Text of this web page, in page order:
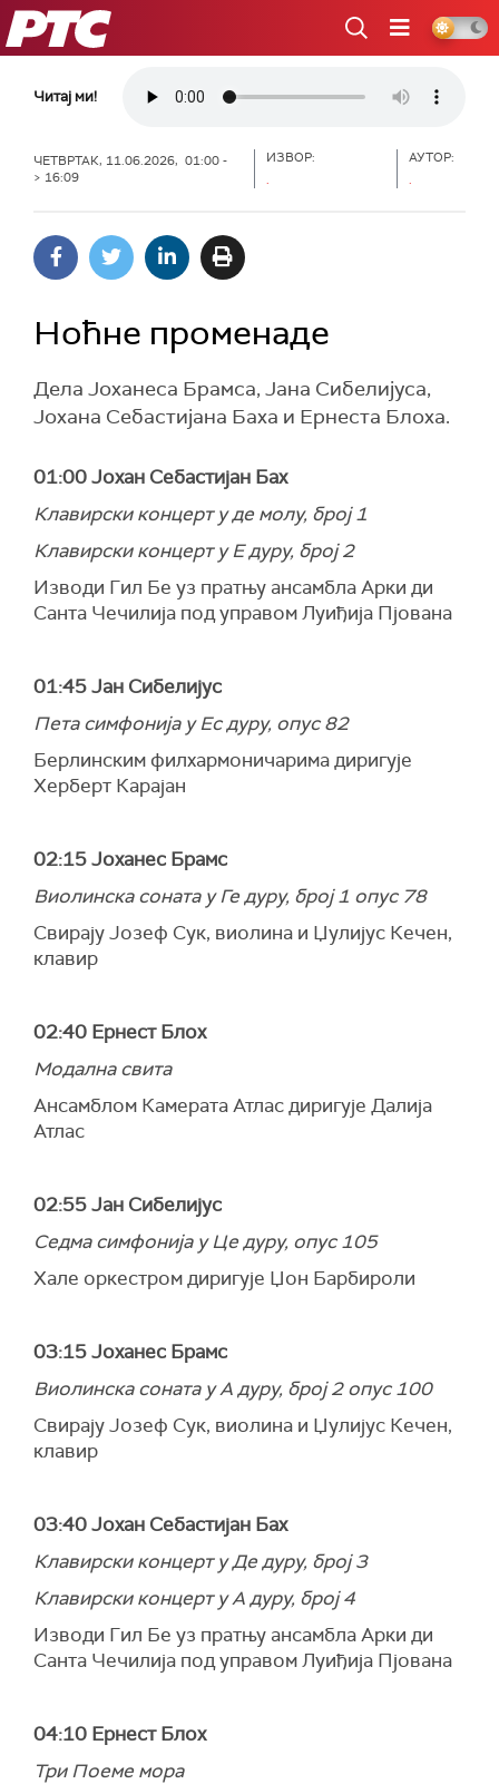
РТС
Читај ми!
ЧЕТВРТАК, 11.06.2026, 01:00 -
> 16:09
ИЗВОР:
.
АУТОР:
.
Ноћне променаде
Дела Јоханеса Брамса, Јана Сибелијуса,
Јохана Себастијана Баха и Ернеста Блоха.
01:00 Јохан Себастијан Бах
Клавирски концерт у де молу, број 1
Клавирски концерт у Е дуру, број 2
Изводи Гил Бе уз пратњу ансамбла Арки ди
Санта Чечилија под управом Луиђија Пјована
01:45 Јан Сибелијус
Пета симфонија у Ес дуру, опус 82
Берлинским филхармоничарима диригује
Херберт Карајан
02:15 Јоханес Брамс
Виолинска соната у Ге дуру, број 1 опус 78
Свирају Јозеф Сук, виолина и Џулијус Кечен,
клавир
02:40 Ернест Блох
Модална свита
Ансамблом Камерата Атлас диригује Далија
Атлас
02:55 Јан Сибелијус
Седма симфонија у Це дуру, опус 105
Хале оркестром диригује Џон Барбироли
03:15 Јоханес Брамс
Виолинска соната у А дуру, број 2 опус 100
Свирају Јозеф Сук, виолина и Џулијус Кечен,
клавир
03:40 Јохан Себастијан Бах
Клавирски концерт у Де дуру, број 3
Клавирски концерт у А дуру, број 4
Изводи Гил Бе уз пратњу ансамбла Арки ди
Санта Чечилија под управом Луиђија Пјована
04:10 Ернест Блох
Три Поеме мора